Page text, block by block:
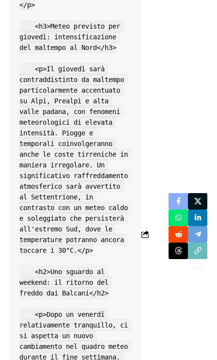
</p>
giovedì: intensificazione
del maltempo al Nord</h3>
contraddistinto da maltempo
particolarmente accentuato
su Alpi, Prealpi e alta
valle padana, con fenomeni
meteorologici di elevata
intensità. Piogge e
temporali coinvolgeranno
anche le coste tirreniche in
maniera irregolare. Un
significativo raffreddamento
atmosferico sarà avvertito
al Settentrione, in
contrasto con un meteo caldo
e soleggiato che persisterà
all'estremo Sud, dove le
temperature potranno ancora
toccare i 30°C.</p>
weekend: il ritorno del
freddo dai Balcani</h2>
relativamente tranquillo, ci
si aspetta un nuovo
cambiamento nel quadro meteo
durante il fine settimana.